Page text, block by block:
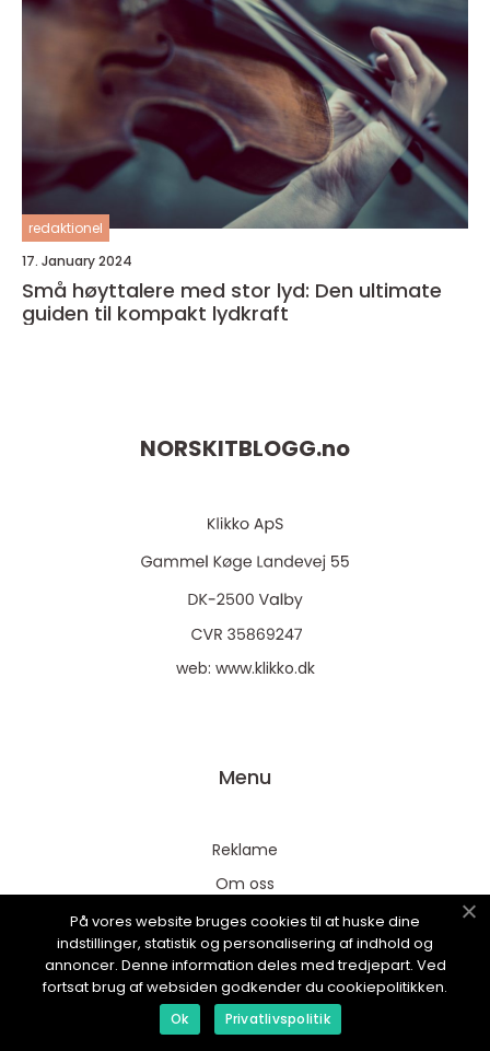
redaktionel
17. January 2024
Små høyttalere med stor lyd: Den ultimate
guiden til kompakt lydkraft
NORSKITBLOGG.no
web: www.klikko.dk
Menu
Reklame
Om oss
Cookies
Kontakt Oss
Sitemap
På vores website bruges cookies til at huske dine
indstillinger, statistik og personalisering af indhold og
annoncer. Denne information deles med tredjepart. Ved
fortsat brug af websiden godkender du cookiepolitikken.
Ok Privatlivspolitik